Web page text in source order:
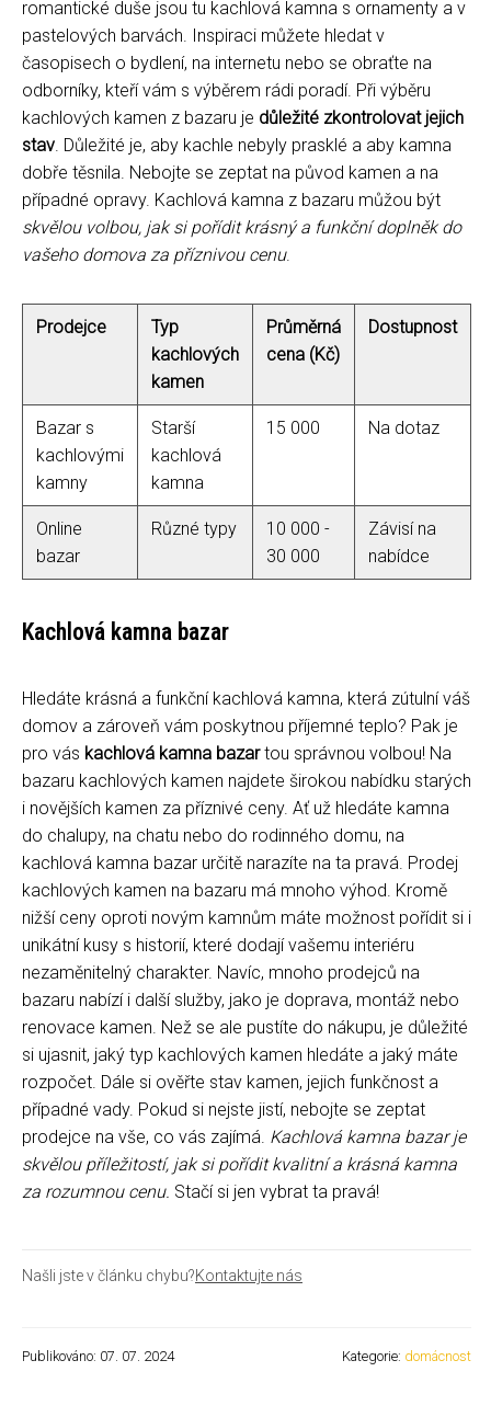
romantické duše jsou tu kachlová kamna s ornamenty a v
pastelových barvách. Inspiraci můžete hledat v
časopisech o bydlení, na internetu nebo se obraťte na
odborníky, kteří vám s výběrem rádi poradí. Při výběru
kachlových kamen z bazaru je důležité zkontrolovat jejich
stav. Důležité je, aby kachle nebyly prasklé a aby kamna
dobře těsnila. Nebojte se zeptat na původ kamen a na
případné opravy. Kachlová kamna z bazaru můžou být
skvělou volbou, jak si pořídit krásný a funkční doplněk do
vašeho domova za příznivou cenu.
Prodejce
Typ
kachlových
kamen
Průměrná
cena (Kč)
Dostupnost
Bazar s
kachlovými
kamny
Starší
kachlová
kamna
15 000 Na dotaz
Online
bazar
Různé typy
10 000 -
30 000
Závisí na
nabídce
Kachlová kamna bazar
Hledáte krásná a funkční kachlová kamna, která zútulní váš
domov a zároveň vám poskytnou příjemné teplo? Pak je
pro vás kachlová kamna bazartou správnou volbou! Na
bazaru kachlových kamen najdete širokou nabídku starých
i novějších kamen za příznivé ceny. Ať už hledáte kamna
do chalupy, na chatu nebo do rodinného domu, na
kachlová kamna bazar určitě narazíte na ta pravá. Prodej
kachlových kamen na bazaru má mnoho výhod. Kromě
nižší ceny oproti novým kamnům máte možnost pořídit si i
unikátní kusy s historií, které dodají vašemu interiéru
nezaměnitelný charakter. Navíc, mnoho prodejců na
bazaru nabízí i další služby, jako je doprava, montáž nebo
renovace kamen. Než se ale pustíte do nákupu, je důležité
si ujasnit, jaký typ kachlových kamen hledáte a jaký máte
rozpočet. Dále si ověřte stav kamen, jejich funkčnost a
případné vady. Pokud si nejste jistí, nebojte se zeptat
prodejce na vše, co vás zajímá. Kachlová kamna bazar je
skvělou příležitostí, jak si pořídit kvalitní a krásná kamna
za rozumnou cenu. Stačí si jen vybrat ta pravá!
Našli jste v článku chybu?Kontaktujte nás
Publikováno: 07. 07. 2024 Kategorie: domácnost